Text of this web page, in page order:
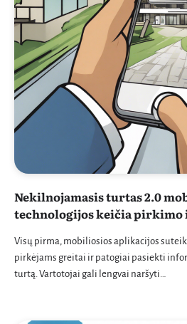
Nekilnojamasis turtas 2.0
technologijos keičia
Visų pirma, mobiliosios aplikacijos
pirkėjams greitai ir patogiai pasiekti
turtą. Vartotojai gali lengvai naršyti…